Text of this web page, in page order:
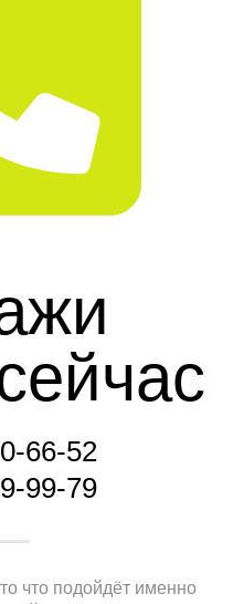
66-52
99-79
что подойдёт именно